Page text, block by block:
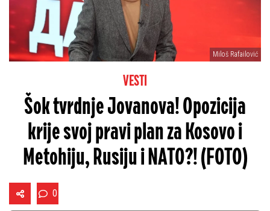
Miloš Rafailović
VESTI
Šok tvrdnje Jovanova! Opozicija
krije svoj pravi plan za Kosovo i
Metohiju, Rusiju i NATO?! (FOTO)
0